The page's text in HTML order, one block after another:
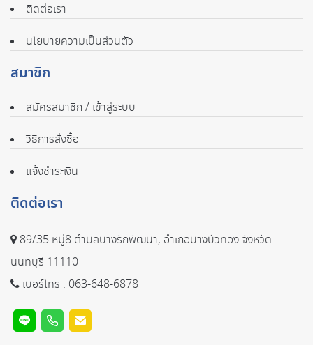
ติดต่อเรา
นโยบายความเป็นส่วนตัว
สมาชิก
สมัครสมาชิก / เข้าสู่ระบบ
วิธีการสั่งซื้อ
แจ้งชำระเงิน
ติดต่อเรา
89/35 หมู่8 ตำบลบางรักพัฒนา, อำเภอบางบัวทอง จังหวัด
นนทบุรี 11110
เบอร์โทร : 063-648-6878